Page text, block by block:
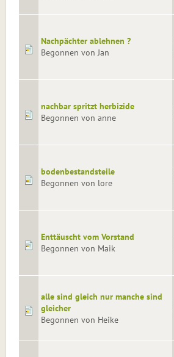
Nachpächter ablehnen ?
Begonnen von Jan
nachbar spritzt herbizide
Begonnen von anne
bodenbestandsteile
Begonnen von lore
Enttäuscht vom Vorstand
Begonnen von Maik
alle sind gleich nur manche sind
gleicher
Begonnen von Heike